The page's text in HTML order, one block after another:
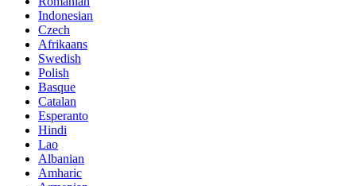
Indonesian
Czech
Afrikaans
Swedish
Polish
Basque
Catalan
Esperanto
Hindi
Lao
Albanian
Amharic